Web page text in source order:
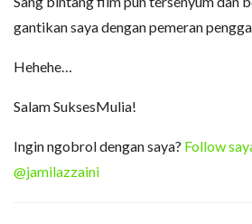
gantikan saya dengan pemeran
Hehehe…
Salam SuksesMulia!
Ingin ngobrol dengan saya? Follow
@jamilazzaini